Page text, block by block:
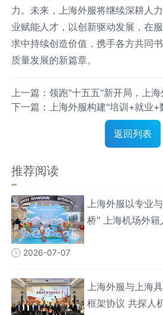
力。未来，上海外服将继续深耕人
业赋能人才，以创新驱动发展，在
求中持续创造价值，携手各方共同
质量发展的新篇章。
上一篇：领跑"十五五"新开局，上
源人力资源服务机构百强榜首
返回列表
下一篇：上海外服构建"培训+就业+
高质量充分就业注入专业动能
推荐阅读
上海外服以专业
桥" 上海机场外
2026-07-07
上海外服与上海
框架协议 共探人